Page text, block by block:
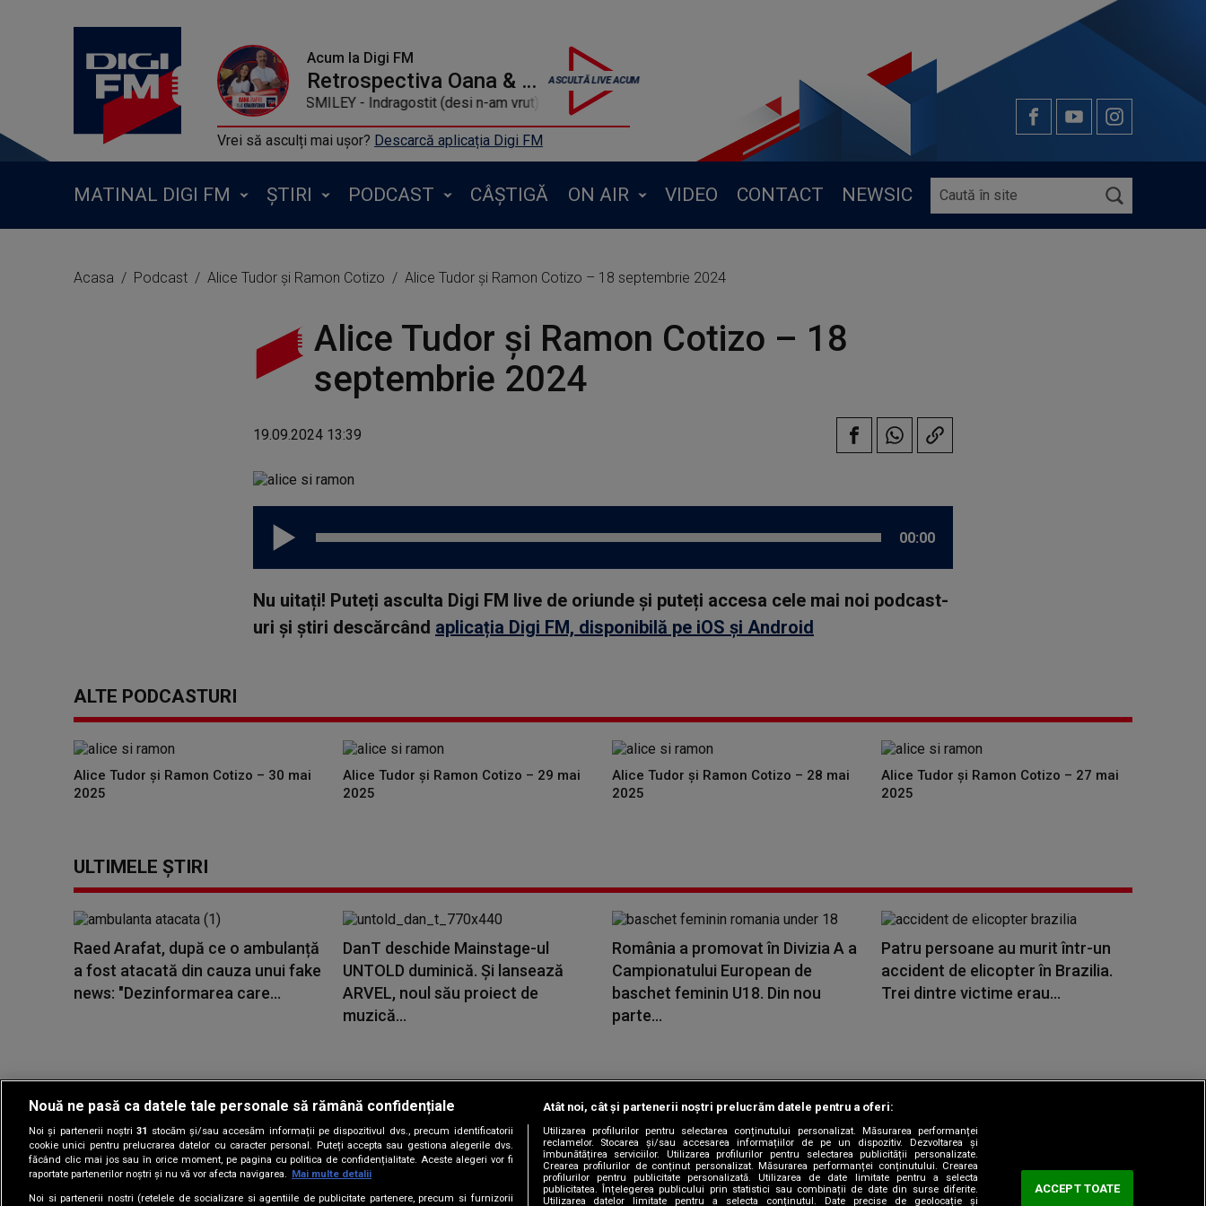
Acum la Digi FM
Retrospectiva Oana & Craioveanu
SMILEY - Indragostit (desi n-am vrut) (beatmix)
Vrei să asculți mai ușor? Descarcă aplicația Digi FM
MATINAL DIGI FM ȘTIRI PODCAST CÂȘTIGĂ ON AIR VIDEO CONTACT NEWSIC
Acasa Podcast Alice Tudor și Ramon Cotizo Alice Tudor și Ramon Cotizo – 18 septembrie 2024
Alice Tudor și Ramon Cotizo – 18
septembrie 2024
19.09.2024 13:39
00:00
Nu uitați! Puteți asculta Digi FM live de oriunde și puteți accesa cele mai noi podcast-
uri și știri descărcând aplicația Digi FM, disponibilă pe iOS și Android
ALTE PODCASTURI
Alice Tudor și Ramon Cotizo – 30 mai
2025
Alice Tudor și Ramon Cotizo – 29 mai
2025
Alice Tudor și Ramon Cotizo – 28 mai
2025
Alice Tudor și Ramon Cotizo – 27 mai
2025
ULTIMELE ȘTIRI
Raed Arafat, după ce o ambulanță
a fost atacată din cauza unui fake
news: "Dezinformarea care...
DanT deschide Mainstage-ul
UNTOLD duminică. Și lansează
ARVEL, noul său proiect de
muzică...
România a promovat în Divizia A a
Campionatului European de
baschet feminin U18. Din nou
parte...
Patru persoane au murit într-un
accident de elicopter în Brazilia.
Trei dintre victime erau...
Copyright © 2026 / DIGI ROMANIA S.A.
Gestionați preferințele|Termeni și condiții |Politica de confidențialitate|Contact/Info| Codul etic|Sitemap
Nouă ne pasă ca datele tale personale să rămână confidențiale
Noi și partenerii noștri31 stocăm și/sau accesăm informații pe dispozitivul dvs., precum identificatorii
cookie unici pentru prelucrarea datelor cu caracter personal. Puteți accepta sau gestiona alegerile dvs.
făcând clic mai jos sau în orice moment, pe pagina cu politica de confidențialitate. Aceste alegeri vor fi
raportate partenerilor noștri și nu vă vor afecta navigarea. Mai multe detalii
Noi si partenerii nostri (retelele de socializare si agentiile de publicitate partenere, precum si furnizorii
Atât noi, cât și partenerii noștri prelucrăm datele pentru a oferi:
Utilizarea profilurilor pentru selectarea conținutului personalizat. Măsurarea performanței
reclamelor. Stocarea și/sau accesarea informațiilor de pe un dispozitiv. Dezvoltarea și
îmbunătățirea serviciilor. Utilizarea profilurilor pentru selectarea publicității personalizate.
Crearea profilurilor de conținut personalizat. Măsurarea performanței conținutului. Crearea
profilurilor pentru publicitate personalizată. Utilizarea de date limitate pentru a selecta
publicitatea. Înțelegerea publicului prin statistici sau combinații de date din surse diferite.
Utilizarea datelor limitate pentru a selecta conținutul. Date precise de geolocație și
ACCEPT TOATE